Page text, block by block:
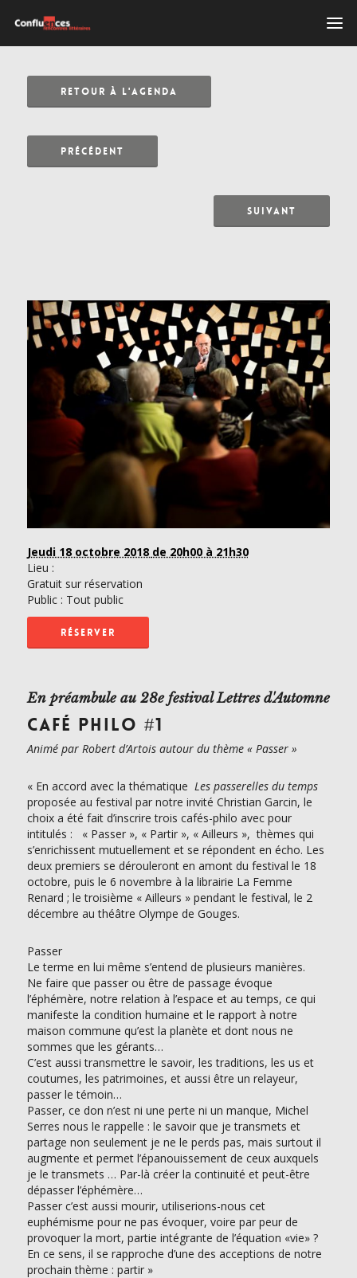
RETOUR À L'AGENDA
PRÉCÉDENT
SUIVANT
Jeudi 18 octobre 2018 de 20h00 à 21h30
Lieu :
Gratuit sur réservation
Public : Tout public
RÉSERVER
En préambule au 28e festival Lettres d'Automne
CAFÉ PHILO #1
Animé par Robert d’Artois autour du thème « Passer »
« En accord avec la thématique Les passerelles du temps
proposée au festival par notre invité Christian Garcin, le
choix a été fait d’inscrire trois cafés-philo avec pour
intitulés : « Passer », « Partir », « Ailleurs », thèmes qui
s’enrichissent mutuellement et se répondent en écho. Les
deux premiers se dérouleront en amont du festival le 18
octobre, puis le 6 novembre à la librairie La Femme
Renard ; le troisième « Ailleurs » pendant le festival, le 2
décembre au théâtre Olympe de Gouges.
Passer
Le terme en lui même s’entend de plusieurs manières.
Ne faire que passer ou être de passage évoque
l’éphémère, notre relation à l’espace et au temps, ce qui
manifeste la condition humaine et le rapport à notre
maison commune qu’est la planète et dont nous ne
sommes que les gérants…
C’est aussi transmettre le savoir, les traditions, les us et
coutumes, les patrimoines, et aussi être un relayeur,
passer le témoin…
Passer, ce don n’est ni une perte ni un manque, Michel
Serres nous le rappelle : le savoir que je transmets et
partage non seulement je ne le perds pas, mais surtout il
augmente et permet l’épanouissement de ceux auxquels
je le transmets … Par-là créer la continuité et peut-être
dépasser l’éphémère…
Passer c’est aussi mourir, utiliserions-nous cet
euphémisme pour ne pas évoquer, voire par peur de
provoquer la mort, partie intégrante de l’équation «vie» ?
En ce sens, il se rapproche d’une des acceptions de notre
prochain thème : partir »